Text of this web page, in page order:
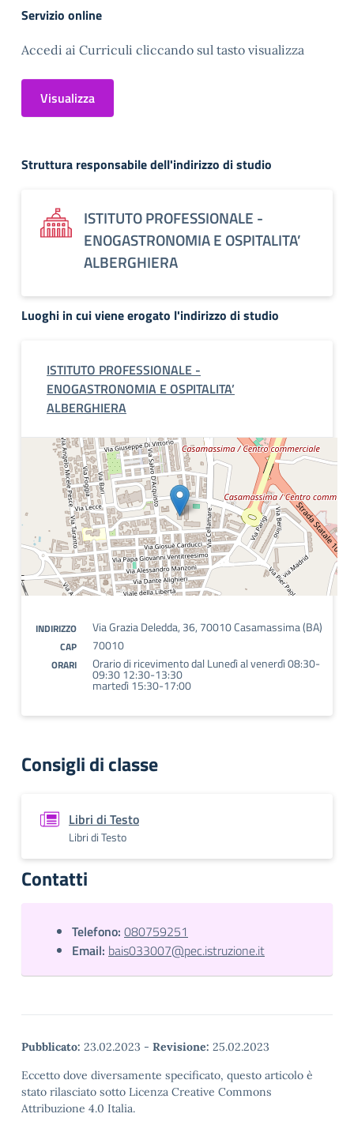
Servizio online
Accedi ai Curriculi cliccando sul tasto visualizza
Visualizza
Struttura responsabile dell'indirizzo di studio
ISTITUTO PROFESSIONALE -
ENOGASTRONOMIA E OSPITALITA’
ALBERGHIERA
Luoghi in cui viene erogato l'indirizzo di studio
ISTITUTO PROFESSIONALE -
ENOGASTRONOMIA E OSPITALITA’
ALBERGHIERA
INDIRIZZO Via Grazia Deledda, 36, 70010 Casamassima (BA)
CAP 70010
ORARI Orario di ricevimento dal Lunedì al venerdì 08:30-
09:30 12:30-13:30
martedì 15:30-17:00
Consigli di classe
Libri di Testo
Libri di Testo
Contatti
Telefono: 080759251
Email: bais033007@pec.istruzione.it
Pubblicato: 23.02.2023 - Revisione: 25.02.2023
Eccetto dove diversamente specificato, questo articolo è
stato rilasciato sotto Licenza Creative Commons
Attribuzione 4.0 Italia.